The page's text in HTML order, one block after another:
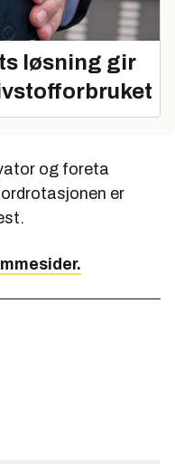
løsning gir
og foreta
er